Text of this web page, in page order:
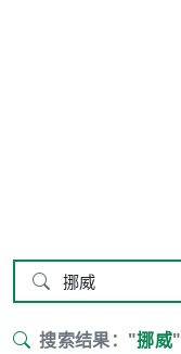
搜索结果："挪威"